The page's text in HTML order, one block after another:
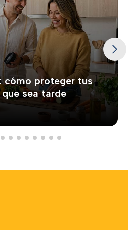
cómo proteger tus
sea tarde